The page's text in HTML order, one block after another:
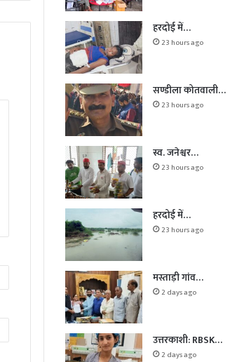
हरदोई में…
23 hours ago
सण्डीला कोतवाली…
23 hours ago
स्व. जनेश्वर…
23 hours ago
हरदोई में…
23 hours ago
मस्ताड़ी गांव…
2 days ago
उत्तरकाशी: RBSK…
2 days ago